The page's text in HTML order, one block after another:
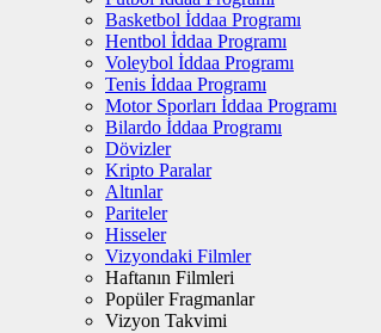
Basketbol İddaa Programı
Hentbol İddaa Programı
Voleybol İddaa Programı
Tenis İddaa Programı
Motor Sporları İddaa Programı
Bilardo İddaa Programı
Dövizler
Kripto Paralar
Altınlar
Pariteler
Hisseler
Vizyondaki Filmler
Haftanın Filmleri
Popüler Fragmanlar
Vizyon Takvimi